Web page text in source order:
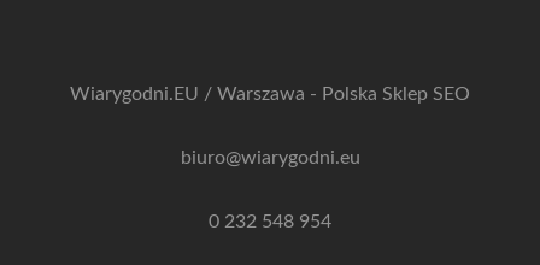
Wiarygodni.EU / Warszawa - Polska Sklep SEO
biuro@wiarygodni.eu
0 232 548 954